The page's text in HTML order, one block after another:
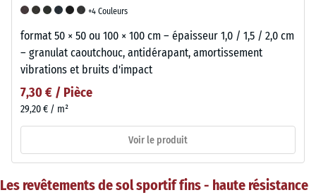
+4 Couleurs
format 50 × 50 ou 100 × 100 cm – épaisseur 1,0 / 1,5 / 2,0 cm
– granulat caoutchouc, antidérapant, amortissement
vibrations et bruits d'impact
7,30 € / Pièce
29,20 € / m²
Voir le produit
Les revêtements de sol sportif fins - haute résistance